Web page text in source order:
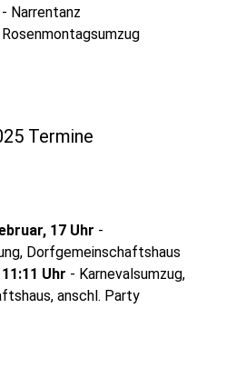
- Narrentanz
Termine
17 Uhr -
Dorfgemeinschaftshaus
Uhr - Karnevalsumzug,
anschl. Party